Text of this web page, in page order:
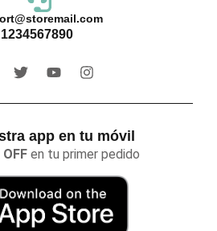
1234567890
app en tu móvil
en tu primer pedido